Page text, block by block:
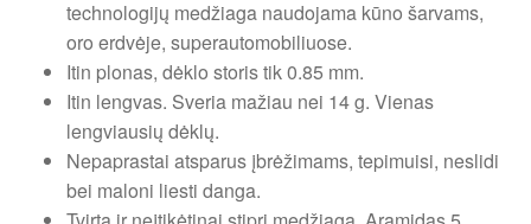
technologijų medžiaga naudojama kūno šarvams,
oro erdvėje, superautomobiliuose.
Itin plonas, dėklo storis tik 0.85 mm.
Itin lengvas. Sveria mažiau nei 14 g. Vienas
lengviausių dėklų.
Nepaprastai atsparus įbrėžimams, tepimuisi, neslidi
bei maloni liesti danga.